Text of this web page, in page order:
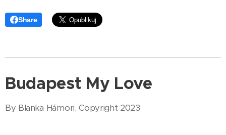
Share
Budapest My Love
By Blanka Hámori, Copyright 2023